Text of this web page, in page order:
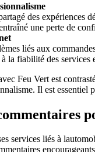
des expériences
une perte de
liés aux
la fiabilité des services
Feu Vert est
Il est
services liés à